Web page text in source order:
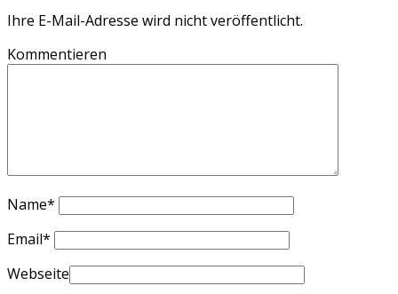
Ihre E-Mail-Adresse wird nicht veröffentlicht.
Kommentieren
Name*
Email*
Webseite